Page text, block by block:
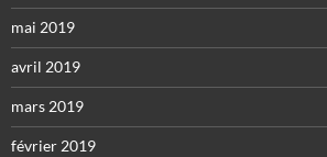
mai 2019
avril 2019
mars 2019
février 2019